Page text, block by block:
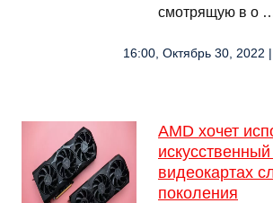
смотрящую в о
16:00, Октябрь 30, 2022
AMD хочет
видеокартах
поколения